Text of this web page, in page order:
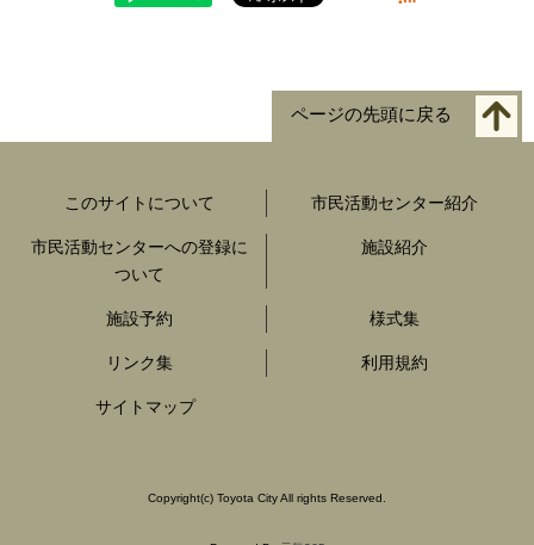
ページの先頭に戻る
このサイトについて 市民活動センター紹介
市民活動センターへの登録に
ついて
施設紹介
施設予約 様式集
リンク集 利用規約
サイトマップ
Copyright(c) Toyota City All rights Reserved.